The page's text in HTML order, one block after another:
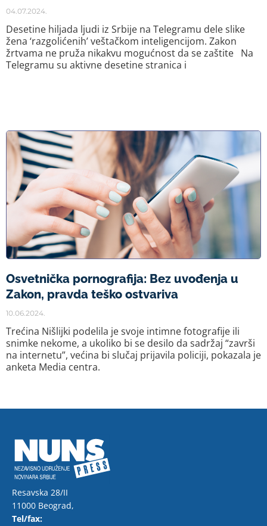
04.07.2024.
Desetine hiljada ljudi iz Srbije na Telegramu dele slike
žena ‘razgolićenih’ veštačkom inteligencijom. Zakon
žrtvama ne pruža nikakvu mogućnost da se zaštite Na
Telegramu su aktivne desetine stranica i
Osvetnička pornografija: Bez uvođenja u
Zakon, pravda teško ostvariva
10.06.2024.
Trećina Nišlijki podelila je svoje intimne fotografije ili
snimke nekome, a ukoliko bi se desilo da sadržaj “završi
na internetu”, većina bi slučaj prijavila policiji, pokazala je
anketa Media centra.
Resavska 28/II
11000 Beograd,
Tel/fax: